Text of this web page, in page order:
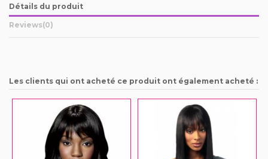
Détails du produit
Reviews(0)
Les clients qui ont acheté ce produit ont également acheté :